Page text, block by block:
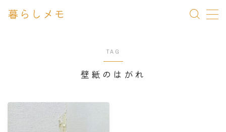
暮らしメモ
暮らしメモ
TAG
壁紙のはがれ